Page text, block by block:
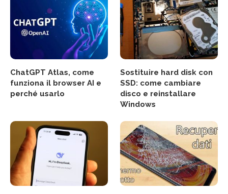
ChatGPT Atlas, come
funziona il browser AI e
perché usarlo
Sostituire hard disk con
SSD: come cambiare
disco e reinstallare
Windows